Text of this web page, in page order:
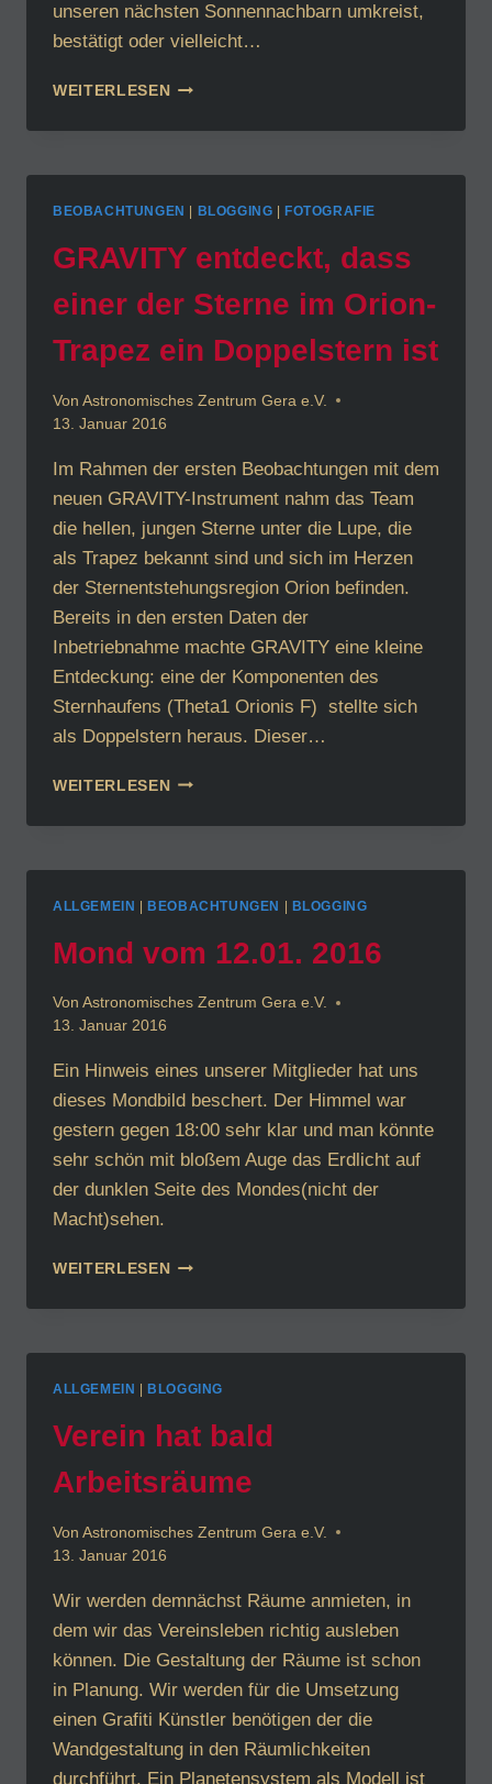
unseren nächsten Sonnennachbarn umkreist,
bestätigt oder vielleicht…
WEITERLESENFOLGT
EINER
“PALE
DOT”-
KAMPAGNE
GESTARTET
BEOBACHTUNGEN BLOGGING FOTOGRAFIE
GRAVITY entdeckt, dass
einer der Sterne im Orion-
Trapez ein Doppelstern ist
Von Astronomisches Zentrum Gera e.V.
13. Januar 2016
Im Rahmen der ersten Beobachtungen mit dem
neuen GRAVITY-Instrument nahm das Team
die hellen, jungen Sterne unter die Lupe, die
als Trapez bekannt sind und sich im Herzen
der Sternentstehungsregion Orion befinden.
Bereits in den ersten Daten der
Inbetriebnahme machte GRAVITY eine kleine
Entdeckung: eine der Komponenten des
Sternhaufens (Theta1 Orionis F) stellte sich
als Doppelstern heraus. Dieser…
WEITERLESENGRAVITY
DASS
DER
ORION-
TRAPEZ
DOPPELSTERN
ALLGEMEIN |BEOBACHTUNGEN | BLOGGING
Mond vom 12.01. 2016
Von Astronomisches Zentrum Gera e.V.
13. Januar 2016
Ein Hinweis eines unserer Mitglieder hat uns
dieses Mondbild beschert. Der Himmel war
gestern gegen 18:00 sehr klar und man könnte
sehr schön mit bloßem Auge das Erdlicht auf
der dunklen Seite des Mondes(nicht der
Macht)sehen.
WEITERLESENMOND
12.01.
ALLGEMEIN BLOGGING
Verein hat bald
Arbeitsräume
Von Astronomisches Zentrum Gera e.V.
13. Januar 2016
Wir werden demnächst Räume anmieten, in
dem wir das Vereinsleben richtig ausleben
können. Die Gestaltung der Räume ist schon
in Planung. Wir werden für die Umsetzung
einen Grafiti Künstler benötigen der die
Wandgestaltung in den Räumlichkeiten
durchführt. Ein Planetensystem als Modell ist